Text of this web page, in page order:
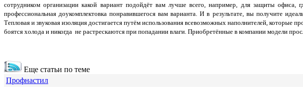
сотрудником организации какой вариант подойдёт вам лучше всего, например, для защиты
профессиональная доукомплектовка понравившегося вам варианта. И в результате, вы получите
Тепловая и звуковая изоляция достигается путём использования всевозможных наполнителей, которые
боятся холода и никогда не растрескаются при попадании влаги. Приобретённые в компании модели
Еще статьи по теме
Профнастил